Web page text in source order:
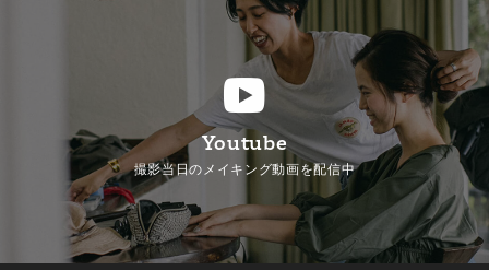
Youtube
撮影当日のメイキング動画を配信中